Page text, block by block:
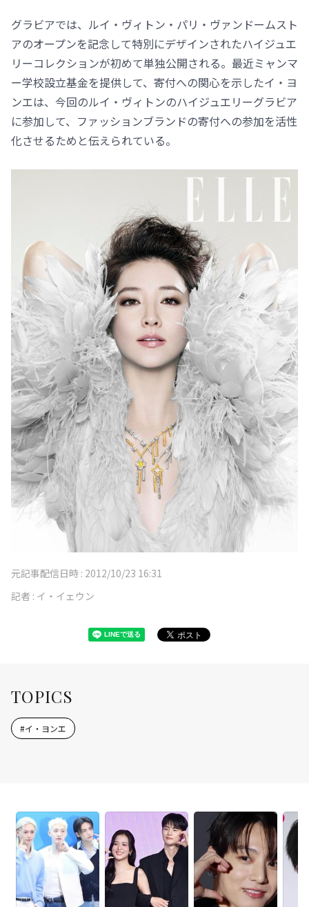
グラビアでは、ルイ・ヴィトン・パリ・ヴァンドームスト
アのオープンを記念して特別にデザインされたハイジュエ
リーコレクションが初めて単独公開される。最近ミャンマ
ー学校設立基金を提供して、寄付への関心を示したイ・ヨ
ンエは、今回のルイ・ヴィトンのハイジュエリーグラビア
に参加して、ファッションブランドの寄付への参加を活性
化させるためと伝えられている。
元記事配信日時 : 2012/10/23 16:31
記者 : イ・イェウン
TOPICS
#イ・ヨンエ